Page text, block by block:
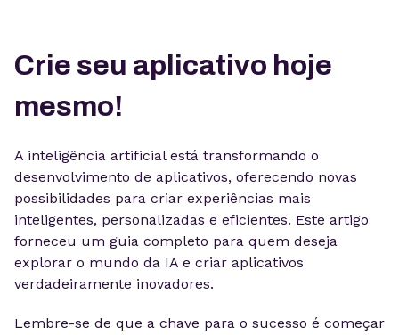
Crie seu aplicativo hoje
mesmo!
A inteligência artificial está transformando o
desenvolvimento de aplicativos, oferecendo novas
possibilidades para criar experiências mais
inteligentes, personalizadas e eficientes. Este artigo
forneceu um guia completo para quem deseja
explorar o mundo da IA e criar aplicativos
verdadeiramente inovadores.
Lembre-se de que a chave para o sucesso é começar